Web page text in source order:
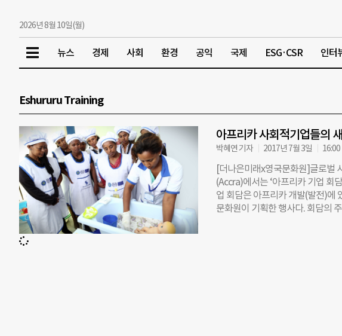
2026년 8월 10일(월)
뉴스 경제 사회 환경 공익 국제 ESG·CSR 인터
Eshururu Training
아프리카 사회적기업들의
박혜연 기자 2017년 7월 3일 16:00
[더나은미래x영국문화원]글로벌
(Accra)에서는 ‘아프리카 기업 회
업 회담은 아프리카 개발(발전)에
문화원이 기획한 행사다. 회담의